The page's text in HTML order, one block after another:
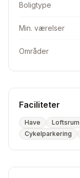
Boligtype
Min. værelser
Områder
Faciliteter
Have Loftsrum
Cykelparkering